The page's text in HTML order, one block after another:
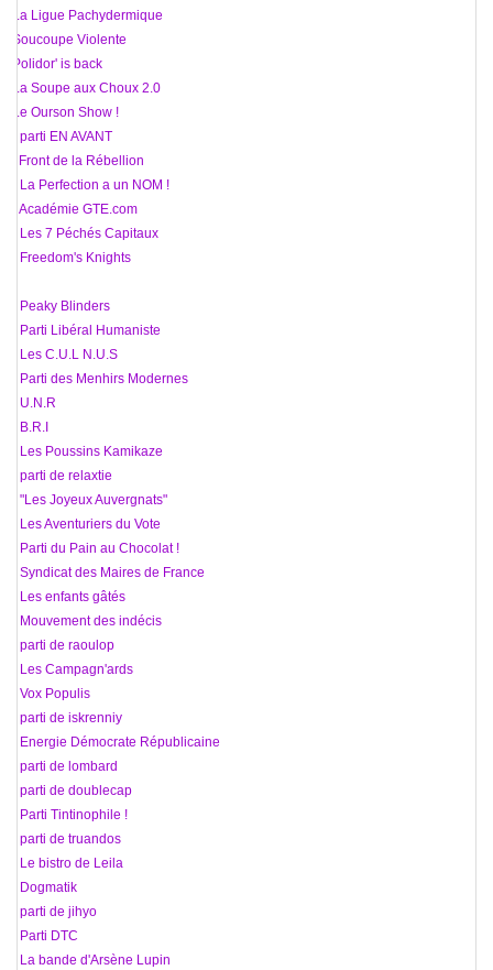
5 La Ligue Pachydermique
6 Soucoupe Violente
7 Polidor' is back
8 La Soupe aux Choux 2.0
9 Le Ourson Show !
10 parti EN AVANT
11 Front de la Rébellion
12 La Perfection a un NOM !
13 Académie GTE.com
14 Les 7 Péchés Capitaux
15 Freedom's Knights
16 Peaky Blinders
17 Parti Libéral Humaniste
18 Les C.U.L N.U.S
19 Parti des Menhirs Modernes
20 U.N.R
21 B.R.I
22 Les Poussins Kamikaze
23 parti de relaxtie
24 "Les Joyeux Auvergnats"
25 Les Aventuriers du Vote
26 Parti du Pain au Chocolat !
27 Syndicat des Maires de France
28 Les enfants gâtés
29 Mouvement des indécis
30 parti de raoulop
31 Les Campagn'ards
32 Vox Populis
33 parti de iskrenniy
34 Energie Démocrate Républicaine
35 parti de lombard
36 parti de doublecap
37 Parti Tintinophile !
38 parti de truandos
39 Le bistro de Leila
40 Dogmatik
41 parti de jihyo
42 Parti DTC
43 La bande d'Arsène Lupin